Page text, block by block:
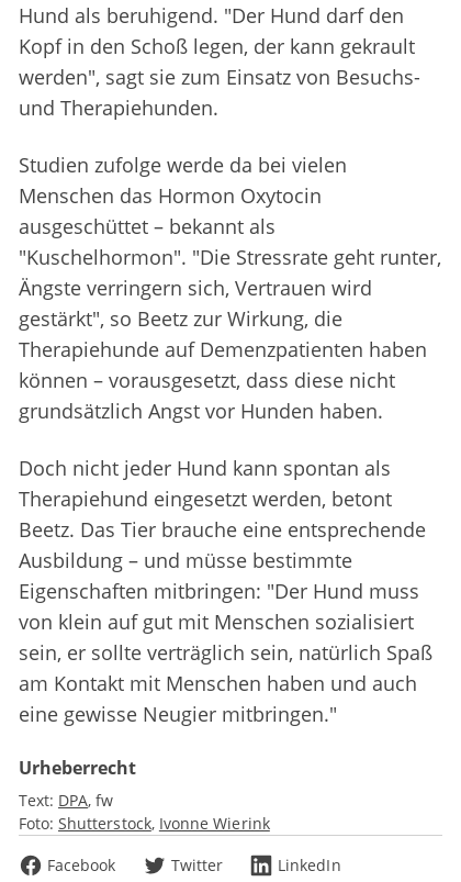
Hund als beruhigend. "Der Hund darf den
Kopf in den Schoß legen, der kann gekrault
werden", sagt sie zum Einsatz von Besuchs-
und Therapiehunden.
Studien zufolge werde da bei vielen
Menschen das Hormon Oxytocin
ausgeschüttet – bekannt als
"Kuschelhormon". "Die Stressrate geht runter,
Ängste verringern sich, Vertrauen wird
gestärkt", so Beetz zur Wirkung, die
Therapiehunde auf Demenzpatienten haben
können – vorausgesetzt, dass diese nicht
grundsätzlich Angst vor Hunden haben.
Doch nicht jeder Hund kann spontan als
Therapiehund eingesetzt werden, betont
Beetz. Das Tier brauche eine entsprechende
Ausbildung – und müsse bestimmte
Eigenschaften mitbringen: "Der Hund muss
von klein auf gut mit Menschen sozialisiert
sein, er sollte verträglich sein, natürlich Spaß
am Kontakt mit Menschen haben und auch
eine gewisse Neugier mitbringen."
Urheberrecht
Text: DPA fw
Foto: Shutterstock Ivonne Wierink
Facebook
Twitter LinkedIn